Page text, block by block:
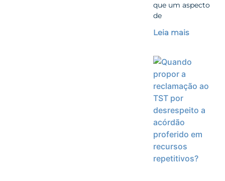
que um aspecto
de
Leia mais